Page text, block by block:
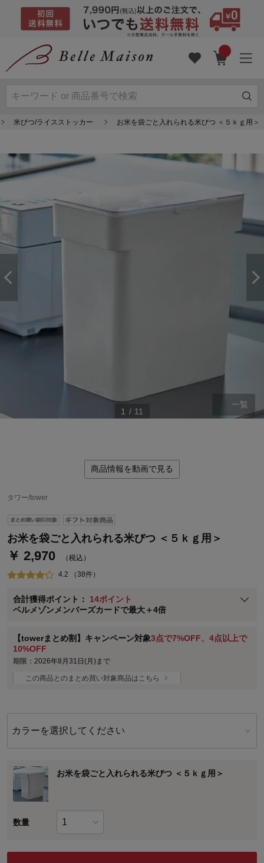
米びつ/ライスストッカー お米を袋ごと入れられる米びつ ＜５ｋｇ用＞
1 / 11
一覧
商品情報を動画で見る
タワー/tower
お米を袋ごと入れられる米びつ ＜５ｋｇ用＞
￥ 2,970 （税込）
4.2 （38件）
合計獲得ポイント： 14ポイント
ベルメゾンメンバーズカードで最大＋4倍
ステージが上がれば送料無料・返品引取無料！
ベルメゾン・ポイントについて
通常商品送料無料 返品引取無料（JCBのみ）
即時入会なら更に500円OFFクーポンプレゼント
※メンバーズカードの加算ポイントはステージ倍率適用前の基本ポイント
に対して適用されます。
【towerまとめ割】キャンペーン対象3点で7%OFF、4点以上で
10%OFF
期限：2026年8月31日(月)まで
この商品とのまとめ買い対象商品はこちら
カラーを選択してください
お米を袋ごと入れられる米びつ ＜５ｋｇ用＞
数量